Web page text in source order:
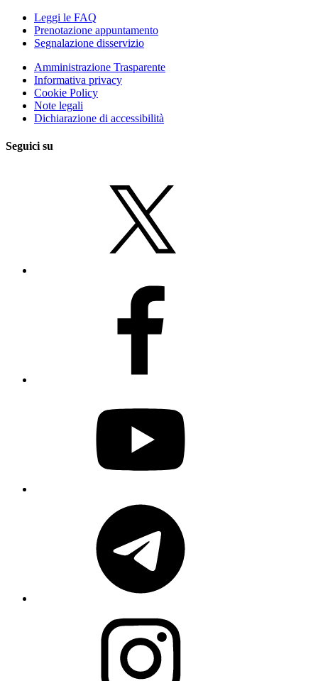
Leggi le FAQ
Prenotazione appuntamento
Segnalazione disservizio
Amministrazione Trasparente
Informativa privacy
Cookie Policy
Note legali
Dichiarazione di accessibilità
Seguici su